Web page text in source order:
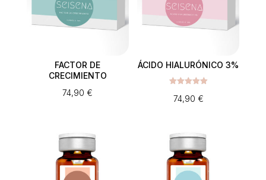
FACTOR DE
CRECIMIENTO
74,90 €
ÁCIDO HIALURÓNICO 3%
con
74,90 €